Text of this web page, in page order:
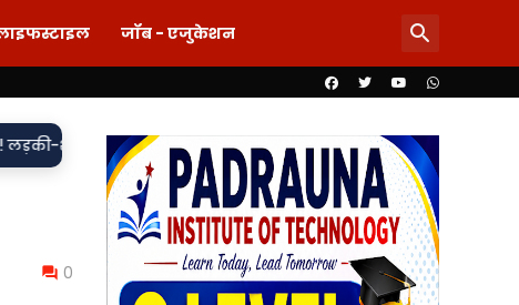
जॉब - एजुकेशन
मांग और महिला से बदसलूकी के आरोप में दो सिपाही निलंबित, मुकदमा दर्ज,
0